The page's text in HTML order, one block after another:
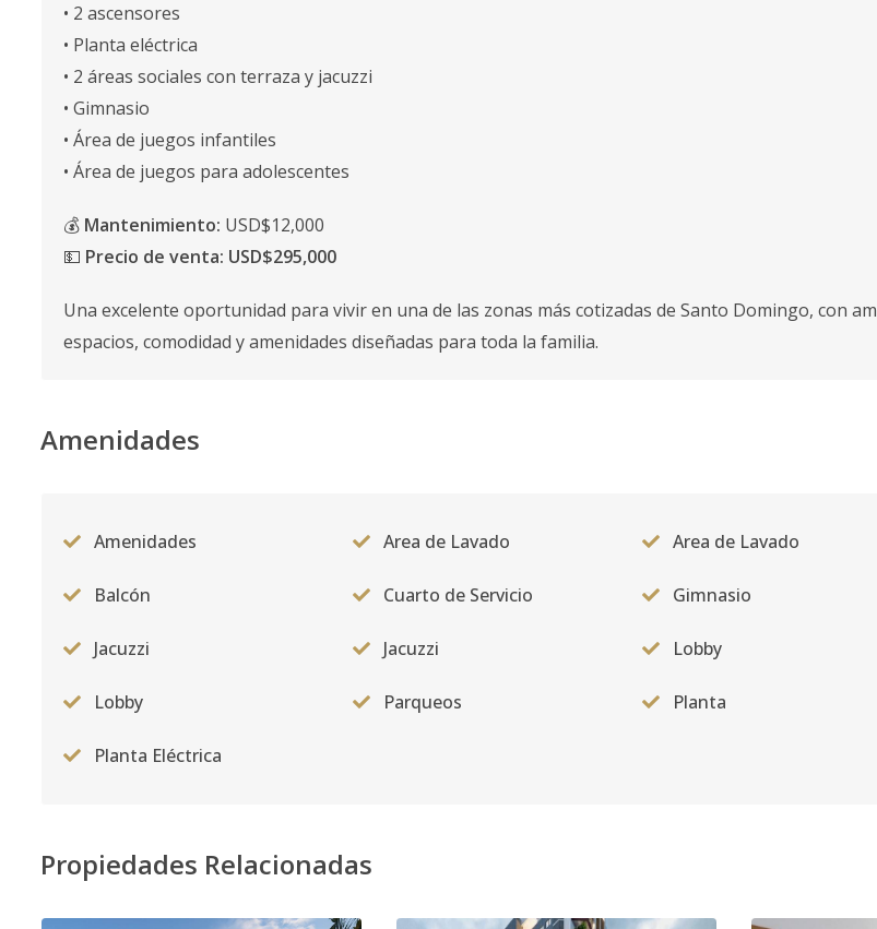
• 2 ascensores
• Planta eléctrica
• 2 áreas sociales con terraza y jacuzzi
• Gimnasio
• Área de juegos infantiles
• Área de juegos para adolescentes
💰 Mantenimiento: USD$12,000
💵 Precio de venta: USD$295,000
Una excelente oportunidad para vivir en una de las zonas más cotizadas de Santo Domingo, con
espacios, comodidad y amenidades diseñadas para toda la familia.
Amenidades
Amenidades Area de Lavado Area de Lavado
Balcón Cuarto de Servicio Gimnasio
Jacuzzi Jacuzzi Lobby
Lobby Parqueos Planta
Planta Eléctrica
Propiedades Relacionadas